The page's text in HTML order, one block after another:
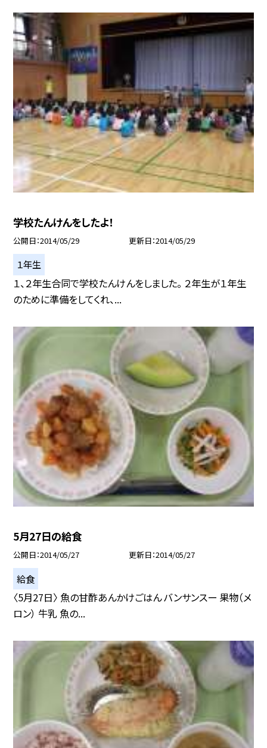
学校たんけんをしたよ！
公開日 2014/05/29 更新日 2014/05/29
１年生
１、２年生合同で学校たんけんをしました。 ２年生が１年生
のために準備をしてくれ、...
5月27日の給食
公開日 2014/05/27 更新日 2014/05/27
給食
〈5月27日〉 魚の甘酢あんかけごはん バンサンスー 果物（メ
ロン） 牛乳 魚の...